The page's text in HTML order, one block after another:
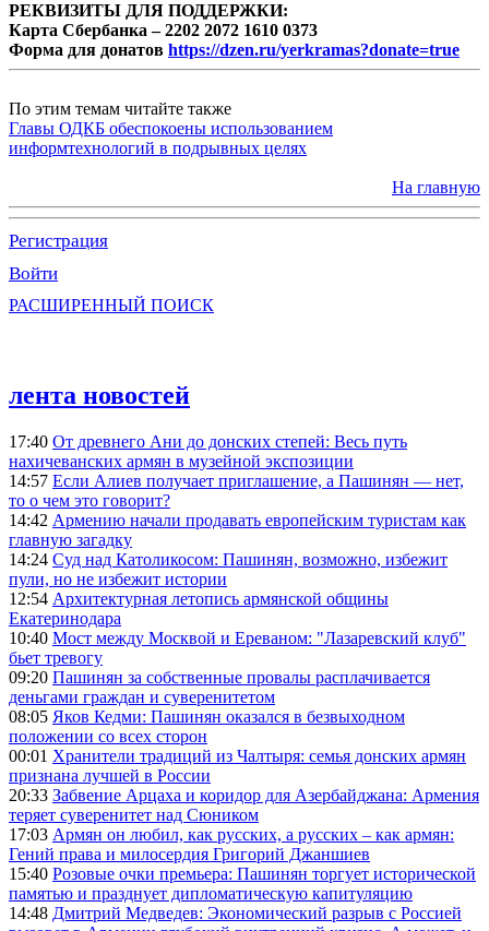
РЕКВИЗИТЫ ДЛЯ ПОДДЕРЖКИ:
Карта Сбербанка – 2202 2072 1610 0373
Форма для донатов https://dzen.ru/yerkramas?donate=true
По этим темам читайте также
Главы ОДКБ обеспокоены использованием
информтехнологий в подрывных целях
На главную
Регистрация
Войти
РАСШИРЕННЫЙ ПОИСК
лента новостей
17:40 От древнего Ани до донских степей: Весь путь
нахичеванских армян в музейной экспозиции
14:57 Если Алиев получает приглашение, а Пашинян — нет,
то о чем это говорит?
14:42 Армению начали продавать европейским туристам как
главную загадку
14:24 Суд над Католикосом: Пашинян, возможно, избежит
пули, но не избежит истории
12:54 Архитектурная летопись армянской общины
Екатеринодара
10:40 Мост между Москвой и Ереваном: "Лазаревский клуб"
бьет тревогу
09:20 Пашинян за собственные провалы расплачивается
деньгами граждан и суверенитетом
08:05 Яков Кедми: Пашинян оказался в безвыходном
положении со всех сторон
00:01 Хранители традиций из Чалтыря: семья донских армян
признана лучшей в России
20:33 Забвение Арцаха и коридор для Азербайджана: Армения
теряет суверенитет над Сюником
17:03 Армян он любил, как русских, а русских – как армян:
Гений права и милосердия Григорий Джаншиев
15:40 Розовые очки премьера: Пашинян торгует исторической
памятью и празднует дипломатическую капитуляцию
14:48 Дмитрий Медведев: Экономический разрыв с Россией